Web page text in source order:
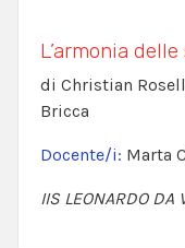
L’armonia
di Christian
Bricca
Docente/i: Marta
IIS LEONARDO